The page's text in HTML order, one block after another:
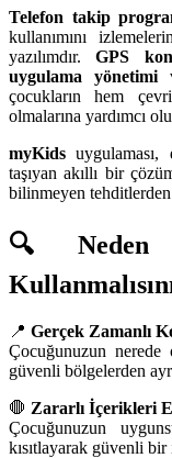
Telefon takip
kullanımını
yazılımdır.GPS
uygulama yönetimi
çocukların hem
olmalarına yardımcı
myKids
taşıyan akıllı bir
bilinmeyen tehditlerden
🔍 Neden
📍 Gerçek Zamanlı
Çocuğunuzun
güvenli bölgelerden
🛑 Zararlı İçerikleri
Çocuğunuzun
kısıtlayarak güvenli